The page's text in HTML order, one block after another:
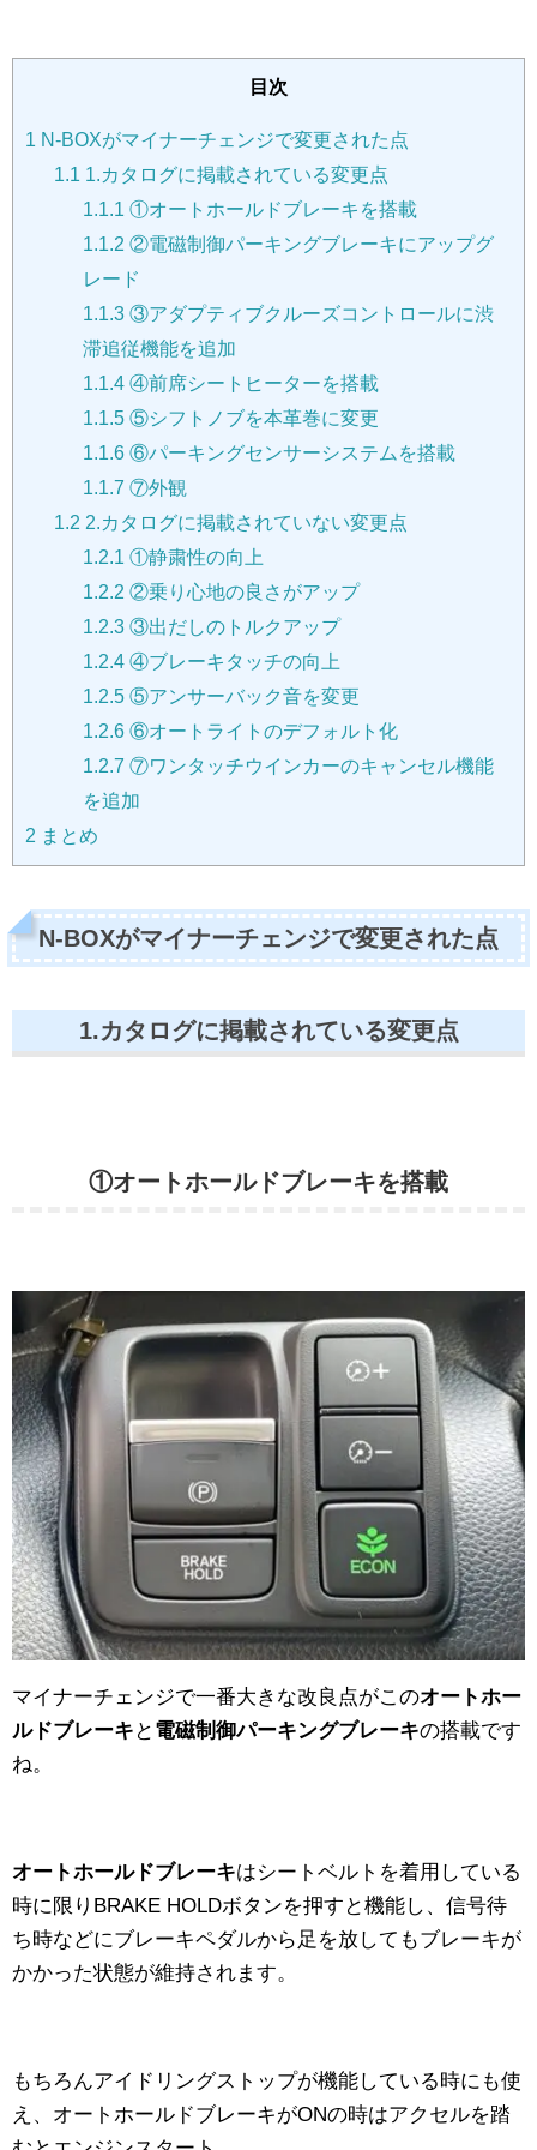
目次
1 N-BOXがマイナーチェンジで変更された点
1.1 1.カタログに掲載されている変更点
1.1.1 ①オートホールドブレーキを搭載
1.1.2 ②電磁制御パーキングブレーキにアップグ
レード
1.1.3 ③アダプティブクルーズコントロールに渋
滞追従機能を追加
1.1.4 ④前席シートヒーターを搭載
1.1.5 ⑤シフトノブを本革巻に変更
1.1.6 ⑥パーキングセンサーシステムを搭載
1.1.7 ⑦外観
1.2 2.カタログに掲載されていない変更点
1.2.1 ①静粛性の向上
1.2.2 ②乗り心地の良さがアップ
1.2.3 ③出だしのトルクアップ
1.2.4 ④ブレーキタッチの向上
1.2.5 ⑤アンサーバック音を変更
1.2.6 ⑥オートライトのデフォルト化
1.2.7 ⑦ワンタッチウインカーのキャンセル機能
を追加
2 まとめ
N-BOXがマイナーチェンジで変更された点
1.カタログに掲載されている変更点
①オートホールドブレーキを搭載
マイナーチェンジで一番大きな改良点がこのオートホー
ルドブレーキ と 電磁制御パーキングブレーキの搭載です
ね。
オートホールドブレーキはシートベルトを着用している
時に限りBRAKE HOLDボタンを押すと機能し、信号待
ち時などにブレーキペダルから足を放してもブレーキが
かかった状態が維持されます。
もちろんアイドリングストップが機能している時にも使
え、オートホールドブレーキがONの時はアクセルを踏